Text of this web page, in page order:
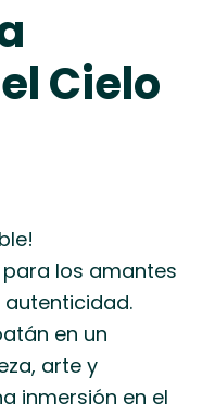
Cielo
los amantes
autenticidad.
en un
arte y
inmersión en el